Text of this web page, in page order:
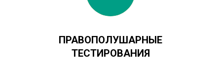
ПРАВОПОЛУШАРНЫЕ
ТЕСТИРОВАНИЯ